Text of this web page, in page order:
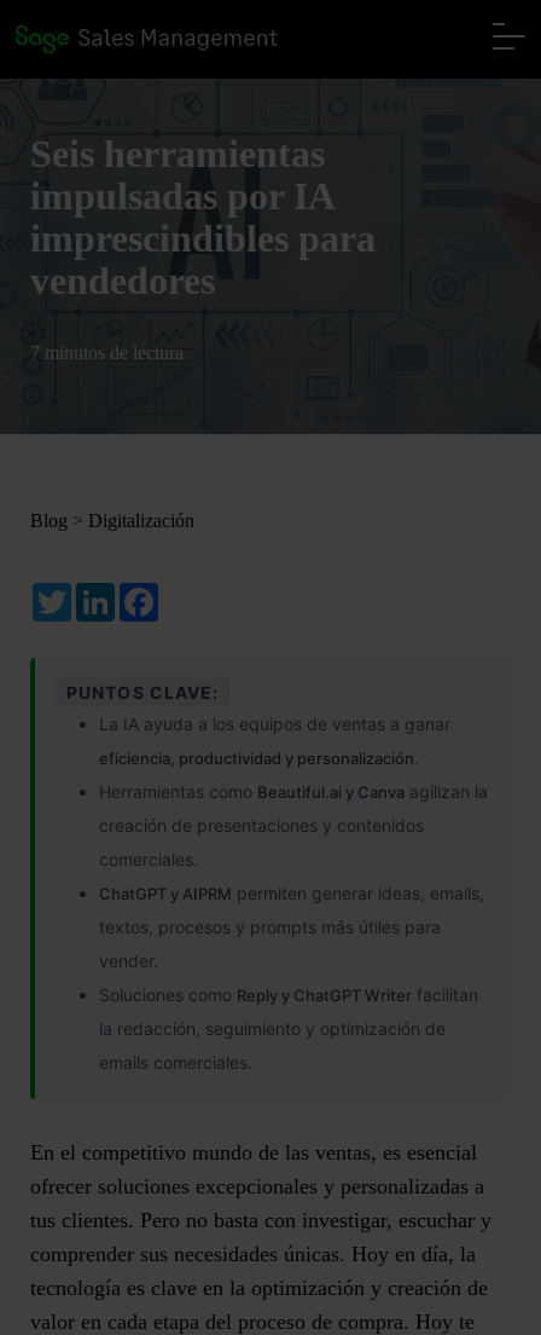
Seis herramientas
impulsadas por IA
imprescindibles para
vendedores
7 minutos de lectura
Blog > Digitalización
TwitterLinkedIn
PUNTOS CLAVE:
La IA ayuda a los equipos de ventas a ganar
eficiencia, productividad y personalización
Herramientas como Beautiful.ai y Canva agilizan la
creación de presentaciones y contenidos
comerciales.
ChatGPT y AIPRM permiten generar ideas, emails,
textos, procesos y prompts más útiles para
vender.
Soluciones como Reply y ChatGPT Writer facilitan
la redacción, seguimiento y optimización de
emails comerciales.
En el competitivo mundo de las ventas, es esencial
ofrecer soluciones excepcionales y personalizadas a
tus clientes. Pero no basta con investigar, escuchar y
comprender sus necesidades únicas. Hoy en día, la
tecnología es clave en la optimización y creación de
valor en cada etapa del proceso de compra. Hoy te